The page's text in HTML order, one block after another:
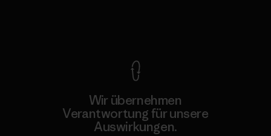
Wir übernehmen
Verantwortung für unsere
Auswirkungen.